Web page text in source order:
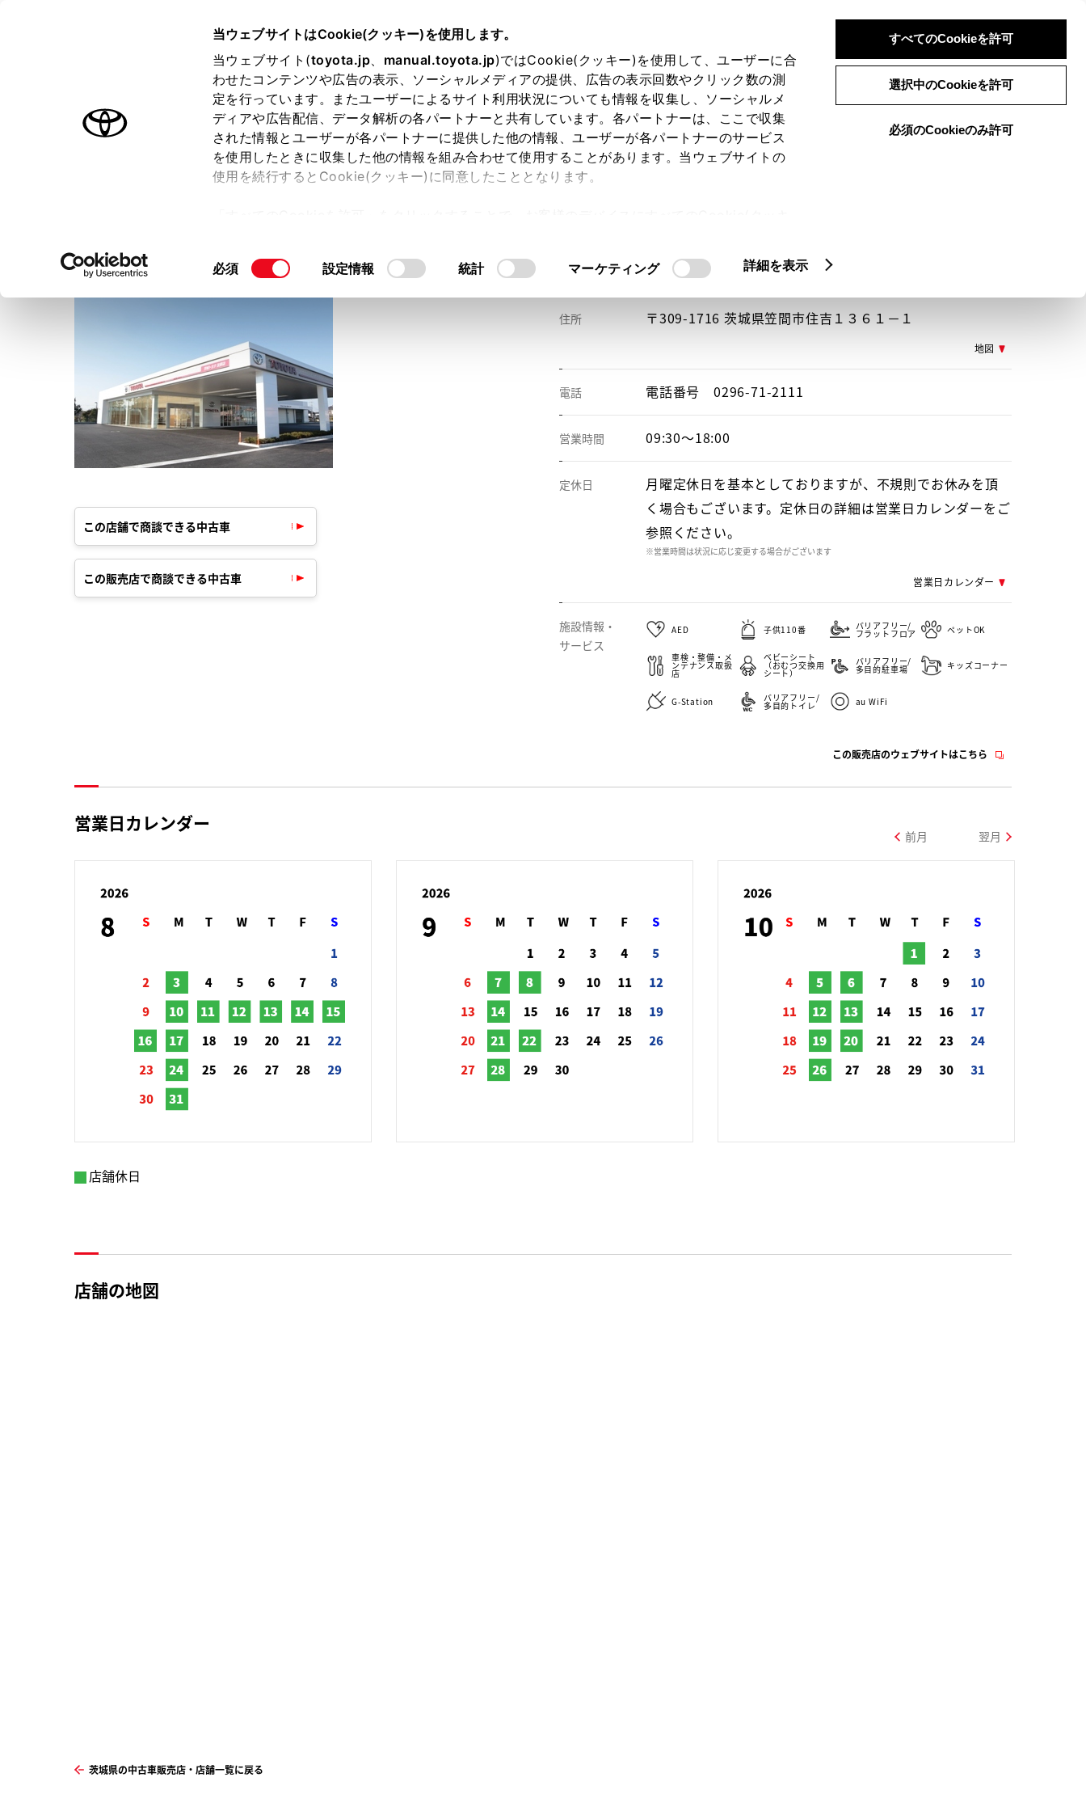
当ウェブサイトはCookie(クッキー)を使用します。
当ウェブサイト(toyota.jp、 manual.toyota.jp)ではCookie(クッキー)を使用して、ユーザーに合
わせたコンテンツや広告の表示、ソーシャルメディアの提供、広告の表示回数やクリック数の測
定を行っています。またユーザーによるサイト利用状況についても情報を収集し、ソーシャルメ
ディアや広告配信、データ解析の各パートナーと共有しています。各パートナーは、ここで収集
された情報とユーザーが各パートナーに提供した他の情報、ユーザーが各パートナーのサービス
を使用したときに収集した他の情報を組み合わせて使用することがあります。当ウェブサイトの
使用を続行するとCookie(クッキー)に同意したこととなります。
て」をご覧ください。
同
択
必須 設定情報 統計 マーケティング 詳細を表示
すべてのCookieを許可
選択中のCookieを許可
必須のCookieのみ許可
ログイン 検索 メニュー
オーナーサポート トピックス
トヨタ認定中古車 メニュー
トヨタ認定中古車の魅力 3つの買い方 オンライン購入 お気に入り
友部店
この店舗で商談できる中古車
この販売店で商談できる中古車
住所 〒309-1716 茨城県笠間市住吉１３６１－１
地図
電話 電話番号 0296-71-2111
営業時間 09:30～18:00
定休日
月曜定休日を基本としておりますが、不規則でお休みを頂
く場合もございます。定休日の詳細は営業日カレンダーをご
参照ください。
※営業時間は状況に応じ変更する場合がございます
営業日カレンダー
施設情報・
サービス
AED 子供110番 バリアフリー/
フラットフロア ペットOK
車検・整備・メ
ンテナンス取扱
店
ベビーシート
（おむつ交換用
シート）
バリアフリー/
多目的駐車場 キッズコーナー
G-Station バリアフリー/
多目的トイレ au WiFi
この販売店のウェブサイトはこちら
営業日カレンダー
前月 翌月
店舗休日
店舗の地図
茨城県の中古車販売店・店舗一覧に戻る